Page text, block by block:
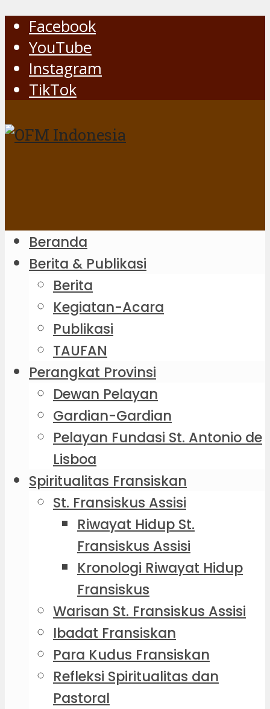
Facebook
YouTube
Instagram
TikTok
Beranda
Berita & Publikasi
Berita
Kegiatan-Acara
Publikasi
TAUFAN
Perangkat Provinsi
Dewan Pelayan
Gardian-Gardian
Pelayan Fundasi St. Antonio de
Lisboa
Spiritualitas Fransiskan
St. Fransiskus Assisi
Riwayat Hidup St.
Fransiskus Assisi
Kronologi Riwayat Hidup
Fransiskus
Warisan St. Fransiskus Assisi
Ibadat Fransiskan
Para Kudus Fransiskan
Refleksi Spiritualitas dan
Pastoral